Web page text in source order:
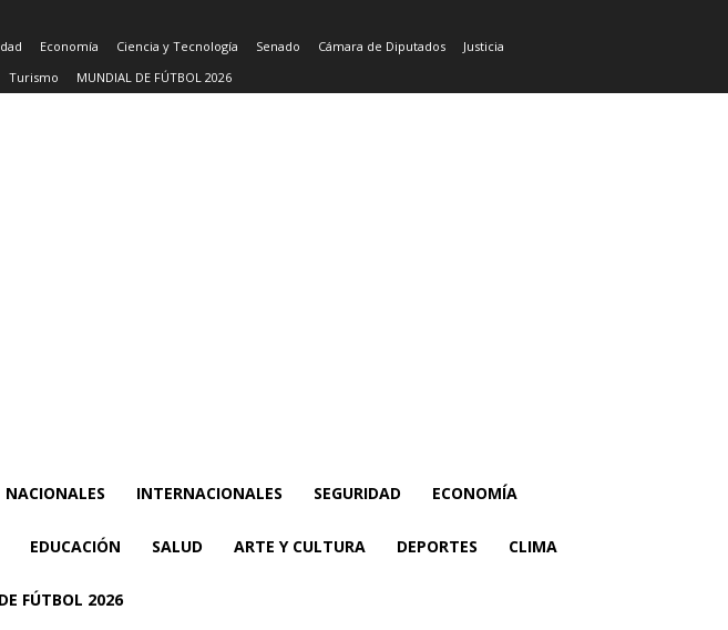
Economía Ciencia y Tecnología Senado Cámara de Diputados
Justicia
Turismo MUNDIAL DE FÚTBOL 2026
NACIONALES INTERNACIONALES SEGURIDAD ECONOMÍA
EDUCACIÓN SALUD ARTE Y CULTURA DEPORTES CLIMA
FÚTBOL 2026